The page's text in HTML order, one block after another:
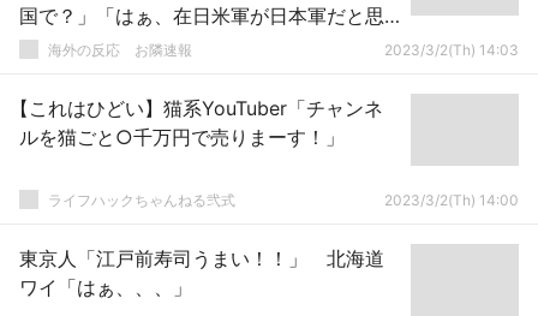
国で？」「はぁ、在日米軍が日本軍だと思
っているみたいだね」「マジで国が滅び
海外の反応 お隣速報 2023/3/2(Th) 14:03
【これはひどい】猫系YouTuber「チャンネ
ルを猫ごと○千万円で売りまーす！」
ライフハックちゃんねる弐式 2023/3/2(Th) 14:00
東京人「江戸前寿司うまい！！」 北海道
ワイ「はぁ、、、」